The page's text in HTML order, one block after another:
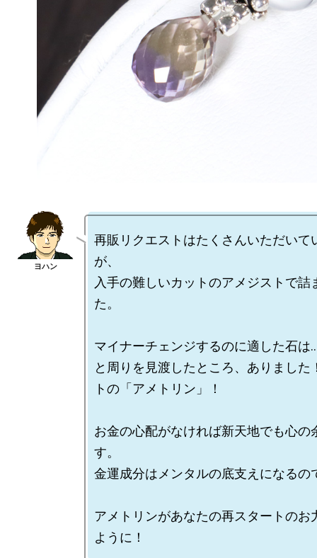
再販リクエストはたくさんいただいて
が、
入手の難しいカットのアメジストで詰
た。
マイナーチェンジするのに適した石は
と周りを見渡したところ、ありました
トの「アメトリン」！
お金の心配がなければ新天地でも心の
す。
金運成分はメンタルの底支えになるの
アメトリンがあなたの再スタートのお